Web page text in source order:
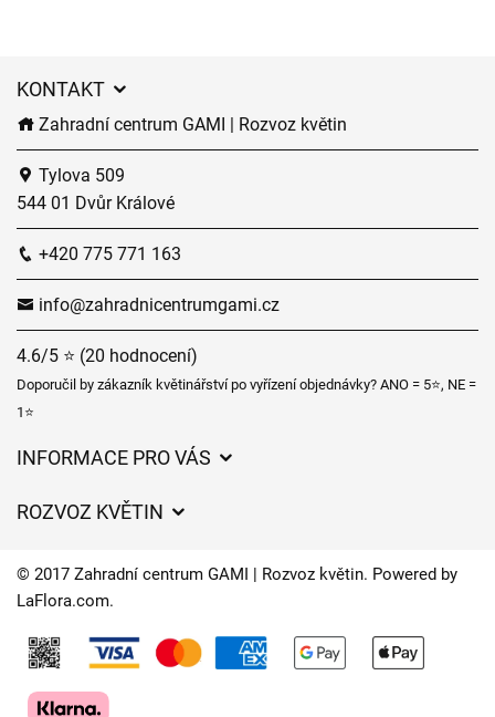
KONTAKT
Zahradní centrum GAMI | Rozvoz květin
Tylova 509
544 01 Dvůr Králové
+420 775 771 163
info@zahradnicentrumgami.cz
4.6/5 ⭐ (20 hodnocení)
Doporučil by zákazník květinářství po vyřízení objednávky? ANO = 5⭐, NE =
1⭐
INFORMACE PRO VÁS
Často kladené dotazy
O nás
Časy doručení květin – přehled možností
ROZVOZ KVĚTIN
Kam doručujeme květiny
Kontakt
© 2017 Zahradní centrum GAMI | Rozvoz květin. Powered by
LaFlora.com.